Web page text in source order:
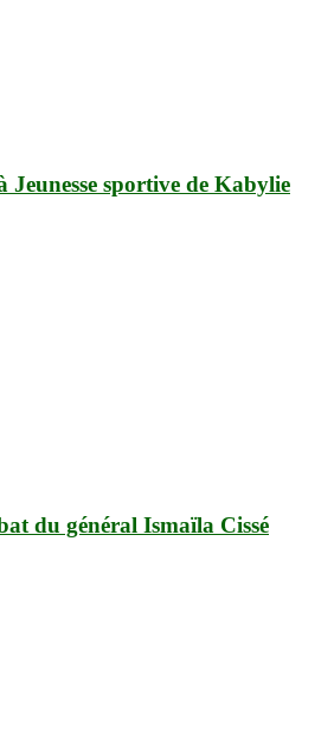
sportive de Kabylie
du général Ismaïla Cissé